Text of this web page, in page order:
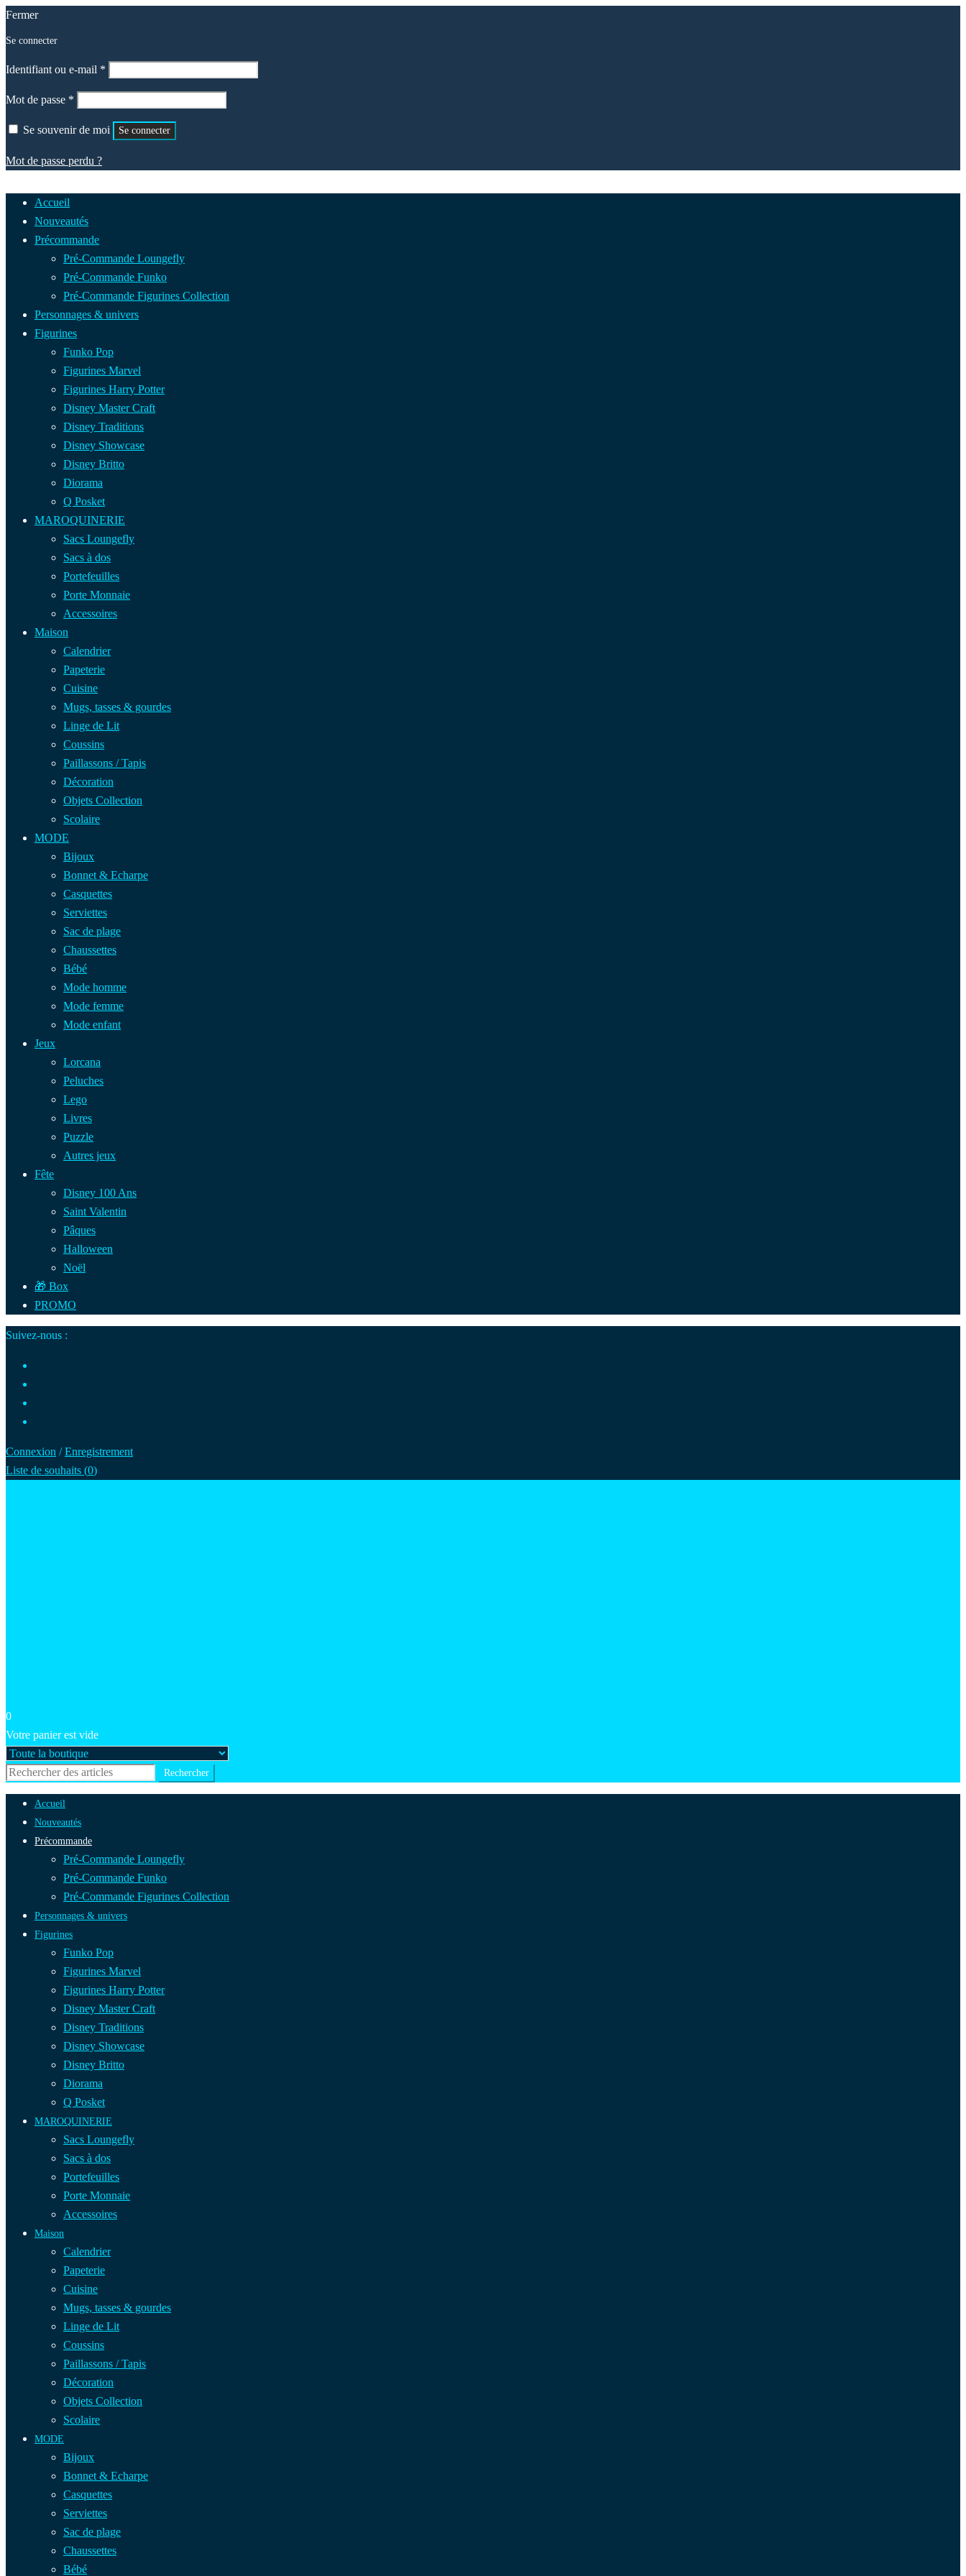
Fermer
Se connecter
Identifiant ou e-mail *
Mot de passe *
Se souvenir de moi Se connecter
Mot de passe perdu ?
Accueil
Nouveautés
Précommande
Pré-Commande Loungefly
Pré-Commande Funko
Pré-Commande Figurines Collection
Personnages & univers
Figurines
Funko Pop
Figurines Marvel
Figurines Harry Potter
Disney Master Craft
Disney Traditions
Disney Showcase
Disney Britto
Diorama
Q Posket
MAROQUINERIE
Sacs Loungefly
Sacs à dos
Portefeuilles
Porte Monnaie
Accessoires
Maison
Calendrier
Papeterie
Cuisine
Mugs, tasses & gourdes
Linge de Lit
Coussins
Paillassons / Tapis
Décoration
Objets Collection
Scolaire
MODE
Bijoux
Bonnet & Echarpe
Casquettes
Serviettes
Sac de plage
Chaussettes
Bébé
Mode homme
Mode femme
Mode enfant
Jeux
Lorcana
Peluches
Lego
Livres
Puzzle
Autres jeux
Fête
Disney 100 Ans
Saint Valentin
Pâques
Halloween
Noël
🎁 Box
PROMO
Suivez-nous :
Connexion /Enregistrement
Liste de souhaits (0)
0
Votre panier est vide
Accueil
Nouveautés
Précommande
Pré-Commande Loungefly
Pré-Commande Funko
Pré-Commande Figurines Collection
Personnages & univers
Figurines
Funko Pop
Figurines Marvel
Figurines Harry Potter
Disney Master Craft
Disney Traditions
Disney Showcase
Disney Britto
Diorama
Q Posket
MAROQUINERIE
Sacs Loungefly
Sacs à dos
Portefeuilles
Porte Monnaie
Accessoires
Maison
Calendrier
Papeterie
Cuisine
Mugs, tasses & gourdes
Linge de Lit
Coussins
Paillassons / Tapis
Décoration
Objets Collection
Scolaire
MODE
Bijoux
Bonnet & Echarpe
Casquettes
Serviettes
Sac de plage
Chaussettes
Bébé